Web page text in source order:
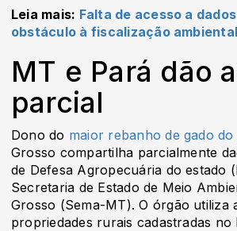
Leia mais: Falta de acesso a
obstáculo à fiscalização
MT e Pará dão
parcial
Dono do maior rebanho de gado do
Grosso compartilha parcialmente
de Defesa Agropecuária do estado
Secretaria de Estado de Meio
Grosso (Sema-MT). O órgão utiliza
propriedades rurais cadastradas no